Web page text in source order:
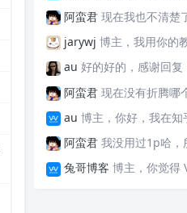
阿蛮君 现在我也不清楚了，好久没
jarywj 博主，我用你的教程搭建好了服务器，建好了网络，但是客户
au 好的好的，感谢回复
阿蛮君 现在没有折腾哪个了，理论上来说替换掉那些api就可以检测，https://v6.ident.me, https://6.ipw.cn,
au 博主，你好，我在知乎看过您的一篇文章，是关于使用Docker部署容器监控公网IP变动并主动发送邮件的“https://zhuanlan.zhihu.com/p/
阿蛮君 我没用过1p哈，所以我这个无法
兔哥博客 博主，你觉得 Vaultwarden 与 1password 比哪个好